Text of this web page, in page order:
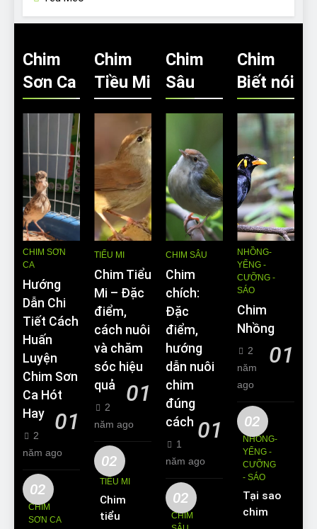
Chim
Sơn Ca
CHIM SƠN
CA
Hướng
Dẫn Chi
Tiết Cách
Huấn
Luyện
Chim Sơn
Ca Hót
Hay
01
2
năm ago
02
CHIM
SƠN CA
Chim
Tiều Mi
TIỂU MI
Chim Tiểu
Mi – Đặc
điểm,
cách nuôi
và chăm
sóc hiệu
quả
01
2
năm ago
02
TIỂU MI
Chim
tiểu mi
Chim
Sâu
CHIM SÂU
Chim
chích:
Đặc
điểm,
hướng
dẫn nuôi
chim
đúng
cách 01
1
năm ago
02
CHIM
Chim
Biết nói
NHỒNG-
YỂNG -
CƯỠNG -
SÁO
Chim
Nhồng
01
2
năm
ago
02
NHỒNG-
YỂNG -
CƯỠNG
- SÁO
Tại sao
chim